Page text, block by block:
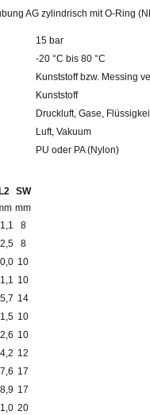
AG zylindrisch mit O-Ring
15 bar
-20 °C bis 80 °C
Kunststoff bzw. Messing
Kunststoff
Druckluft, Gase,
Luft, Vakuum
PU oder PA (Nylon)
L2 SW
mm
8
8
10
10
14
10
10
12
17
17
20